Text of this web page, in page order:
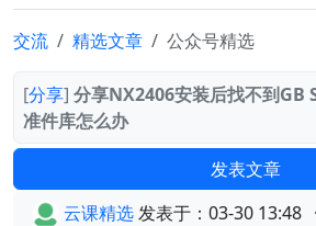
交流 精选文章 公众号精选
[分享] 分享NX2406安装后找不到
准件库怎么办
发表文章
云课精选发表于：03-30 13:48